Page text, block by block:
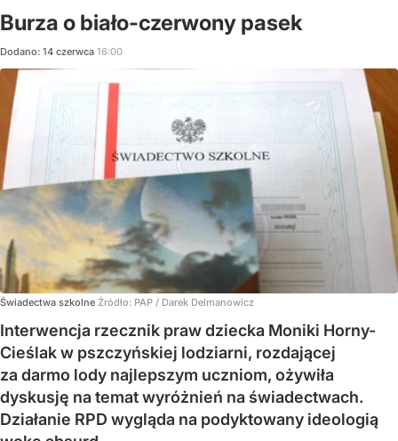
Burza o biało-czerwony pasek
Dodano: 14 czerwca 16:00
Świadectwa szkolne Źródło: PAP / Darek Delmanowicz
Interwencja rzecznik praw dziecka Moniki Horny-
Cieślak w pszczyńskiej lodziarni, rozdającej
za darmo lody najlepszym uczniom, ożywiła
dyskusję na temat wyróżnień na świadectwach.
Działanie RPD wygląda na podyktowany ideologią